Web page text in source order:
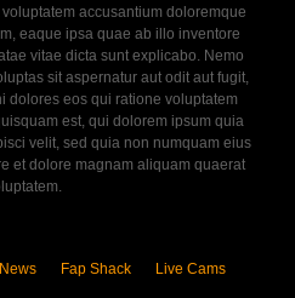
accusantium doloremque
eaque ipsa quae ab illo inventore
vitae dicta sunt explicabo. Nemo
sit aspernatur aut odit aut fugit,
dolores eos qui ratione voluptatem
est, qui dolorem ipsum quia
velit, sed quia non numquam eius
et dolore magnam aliquam quaerat
Fap Shack Live Cams